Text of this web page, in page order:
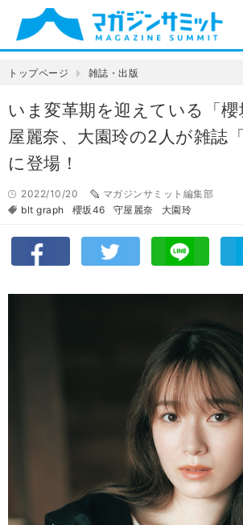
トップページ 雑誌・出版
いま変革期を迎えている「
屋麗奈、大園玲の2人が雑誌
に登場！
2022/10/20
マガジンサミット編集部
blt graph
櫻坂46 守屋麗奈 大園玲